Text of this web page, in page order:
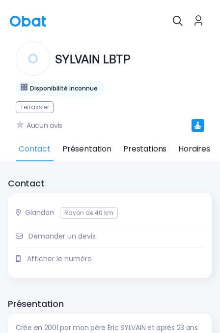
Disponibilité inconnue
SYLVAIN LBTP
Terrassier
Aucun avis
Contact Présentation Prestations Horaires
Contact
Glandon Rayon de 40 km
Demander un devis
Afficher le numéro
Présentation
Crée en 2001 par mon père Éric SYLVAIN et après 23 ans